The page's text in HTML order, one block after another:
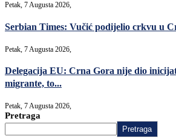
Petak, 7 Augusta 2026,
Serbian Times: Vučić podijelio crkvu u
Petak, 7 Augusta 2026,
Delegacija EU: Crna Gora nije dio
migrante, to...
Petak, 7 Augusta 2026,
Pretraga
Pretraga